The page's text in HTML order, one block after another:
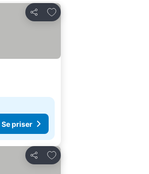
Dela
Lägg till i Mina Favoriter
Se priser
Dela
Lägg till i Mina Favoriter